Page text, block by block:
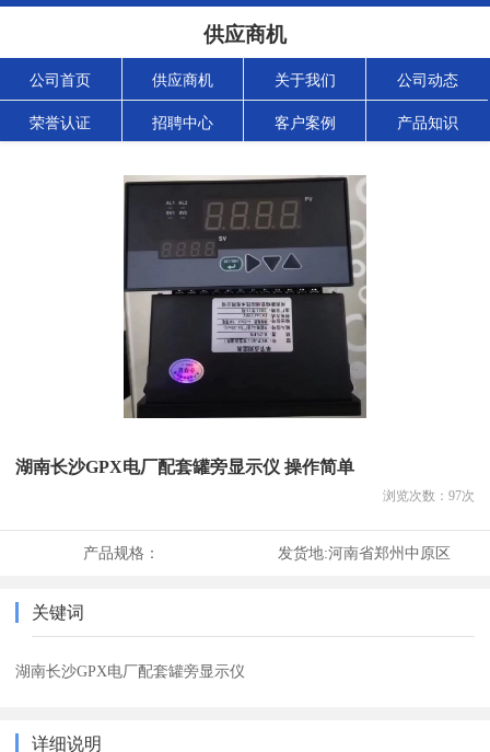
供应商机
公司首页 供应商机 关于我们 公司动态
荣誉认证 招聘中心 客户案例 产品知识
湖南长沙GPX电厂配套罐旁显示仪 操作简单
浏览次数： 97次
产品规格： 发货地:河南省郑州中原区
关键词
湖南长沙GPX电厂配套罐旁显示仪
详细说明